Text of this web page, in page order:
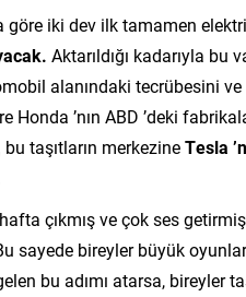
göre iki dev ilk tamamen
Aktarıldığı kadarıyla bu
alanındaki tecrübesini
Honda ’nın ABD ’deki
bu taşıtların merkezineTesla
çıkmış ve çok ses
sayede bireyler büyük
bu adımı atarsa, bireyler